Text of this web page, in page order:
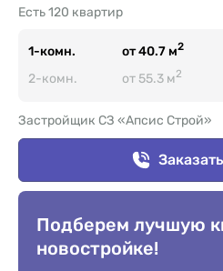
120 квартир
Есть
1-комн. от 40.7 м2
2-комн.
от 55.3 м2
Застройщик СЗ «Апсис Строй»
Подберем лучшую
новостройке!